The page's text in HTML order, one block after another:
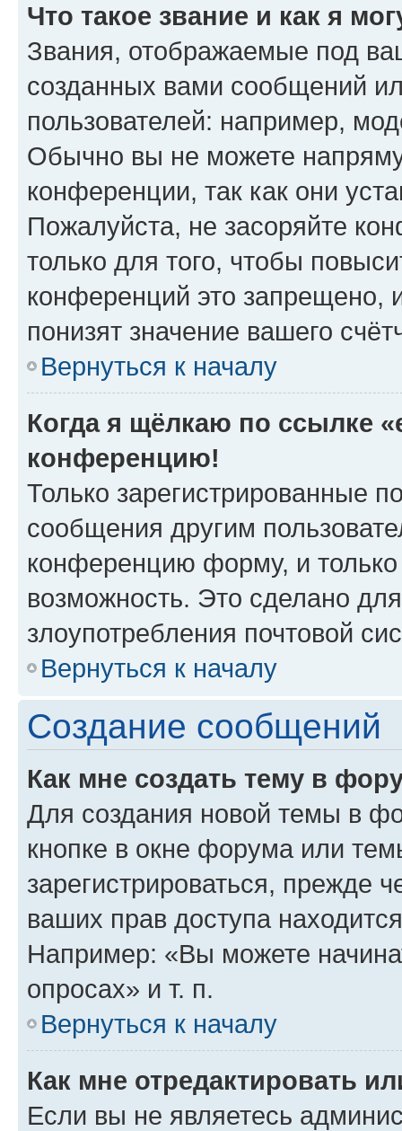
Что такое звание и как я
Звания, отображаемые под
созданных вами сообщений
пользователей: например,
Обычно вы не можете
конференции, так как они
Пожалуйста, не засоряйте
только для того, чтобы
конференций это запрещено,
понизят значение вашего
Вернуться к началу
Когда я щёлкаю по ссылке
конференцию!
Только зарегистрированные
сообщения другим
конференцию форму, и
возможность. Это сделано
злоупотребления почтовой
Вернуться к началу
Создание сообщений
Как мне создать тему в
Для создания новой темы в
кнопке в окне форума или
зарегистрироваться, прежде
ваших прав доступа
Например: «Вы можете
опросах» и т. п.
Вернуться к началу
Как мне отредактировать
Если вы не являетесь